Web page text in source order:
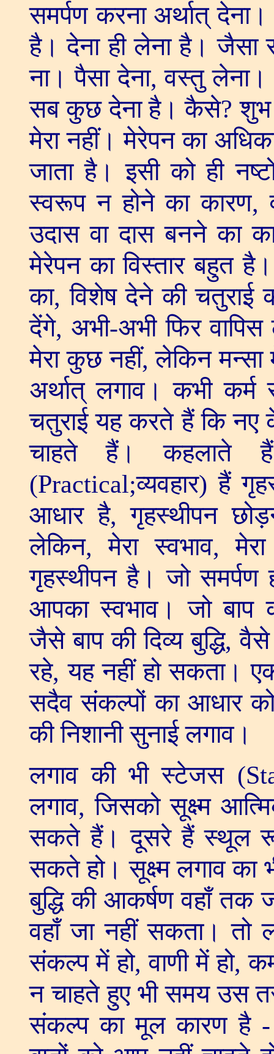
समर्पण करना अर्थात्
है। देना ही लेना है। जैसा
ना। पैसा देना,वस्तु लेना।
सब कुछ देना है। कैसे?शुभ
मेरा नहीं। मेरेपन का
जाता है। इसी को ही
स्वरूप न होने का कारण,
उदास वा दास बनने का
मेरेपन का विस्तार बहुत है।
का,विशेष देने की
देंगे, अभी-अभी फिर
मेरा कुछ नहीं,लेकिन
अर्थात् लगाव। कभी
चतुराई यह करते हैं कि नए
चाहते हैं। कहलाते हैं
(Practical;व्यवहार) हैं
आधार है,गृहस्थीपन
लेकिन,मेरा स्वभाव,
गृहस्थीपन है। जो समर्पण
आपका स्वभाव। जो बाप
जैसे बाप की दिव्य बुद्धि,वैसे
रहे,यह नहीं हो सकता।
सदैव संकल्पों का आधार
की निशानी सुनाई लगाव।
लगाव की भी स्टेजस (
लगाव,जिसको सूक्ष्म
सकते हैं। दूसरे हैं स्थूल
सकते हो। सूक्ष्म लगाव का
बुद्धि की आकर्षण वहाँ तक
वहाँ जा नहीं सकता। तो
संकल्प में हो,वाणी में हो,
न चाहते हुए भी समय उस
संकल्प का मूल कारण है